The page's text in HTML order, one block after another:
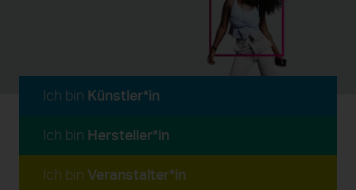
Ich bin Künstler*in
Ich bin Hersteller*in
Ich bin Veranstalter*in